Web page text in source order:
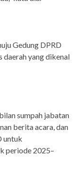
Gedung DPRD
daerah yang dikenal
sumpah jabatan
berita acara, dan
untuk
periode 2025–